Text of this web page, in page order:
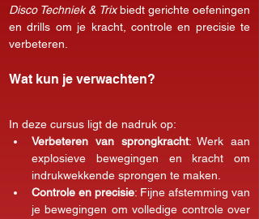
Disco Techniek & Trix biedt gerichte oefeningen
en drills om je kracht, controle en precisie te
verbeteren.
Wat kun je verwachten?
In deze cursus ligt de nadruk op:
Verbeteren van sprongkracht: Werk aan
explosieve bewegingen en kracht om
indrukwekkende sprongen te maken.
Controle en precisie: Fijne afstemming van
je bewegingen om volledige controle over